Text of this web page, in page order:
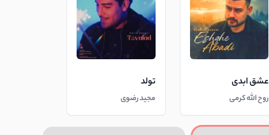
عشق ابدی
روح الله کرمی
تولد
مجید رضوی